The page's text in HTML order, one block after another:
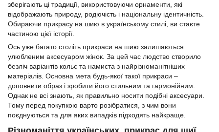
зберігають ці традиції, використовуючи орнаменти, які
відображають природу, родючість і національну ідентичність.
Обираючи прикрасу на шию в українському стилі, ви стаєте
частиною цієї історії.
Ось уже багато століть прикраси на шию залишаються
улюбленим аксесуаром жінок. За цей час людство створило
безліч варіантів кольє та намиста з найрізноманітніших
матеріалів. Основна мета будь-якої такої прикраси –
доповнити образ і зробити його стильним та гармонійним.
Однак не всі знають, як правильно носити подібні аксесуари.
Тому перед покупкою варто розібратися, з чим вони
поєднуються та для яких випадків підходять найкраще.